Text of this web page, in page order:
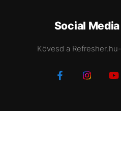
Social
Kövesd a